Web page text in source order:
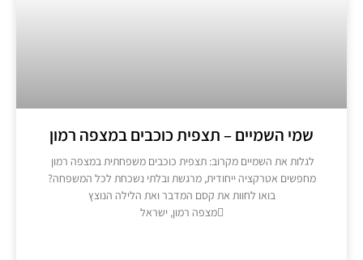
שמי השמיים – תצפית כוכבים במצפה רמון
לגלות את השמיים מקרוב: תצפית כוכבים משפחתית במצפה רמון ​
מחפשים אטרקציה ייחודית, מרגשת ובלתי נשכחת לכל המשפחה?
בואו לחוות את קסם המדבר ואת הלילה הנוצץ
מצפה רמון, ישראל